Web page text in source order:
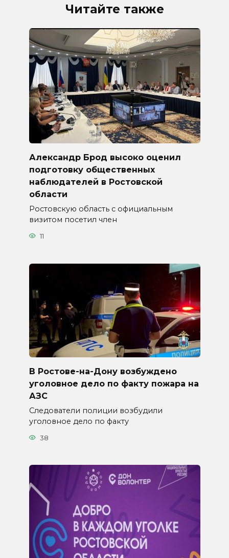
Читайте также
Александр Брод высоко оценил
подготовку общественных
наблюдателей в Ростовской
области
Ростовскую область с официальным
визитом посетил член
11
В Ростове-на-Дону возбуждено
уголовное дело по факту пожара на
АЗС
Следователи полиции возбудили
уголовное дело по факту
38